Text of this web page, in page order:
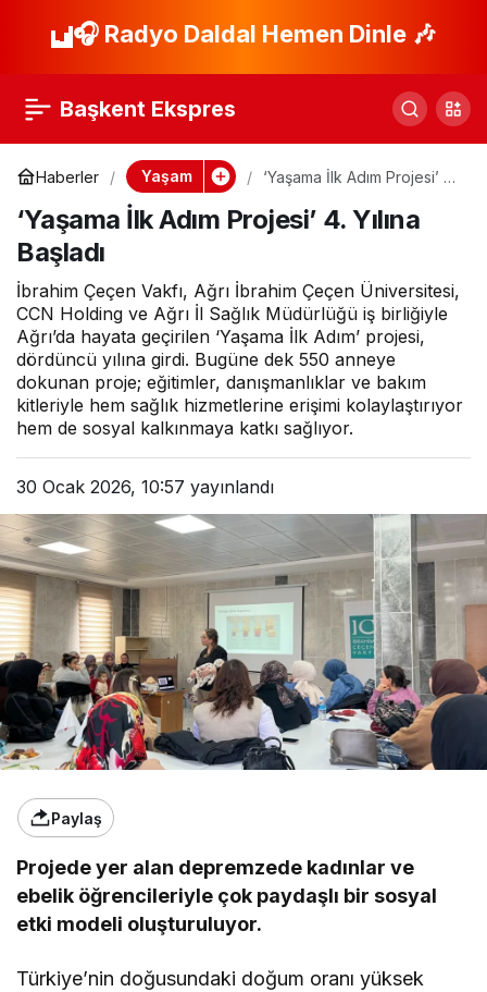
🎧 Radyo Daldal Hemen Dinle 🎶
Başkent Ekspres
Haberler Yaşam
‘Yaşama İlk Adım Projesi’ 4.
‘Yaşama İlk Adım Projesi’ 4. Yılına
Başladı
İbrahim Çeçen Vakfı, Ağrı İbrahim Çeçen Üniversitesi,
CCN Holding ve Ağrı İl Sağlık Müdürlüğü iş birliğiyle
Ağrı’da hayata geçirilen ‘Yaşama İlk Adım’ projesi,
dördüncü yılına girdi. Bugüne dek 550 anneye
dokunan proje; eğitimler, danışmanlıklar ve bakım
kitleriyle hem sağlık hizmetlerine erişimi kolaylaştırıyor
hem de sosyal kalkınmaya katkı sağlıyor.
30 Ocak 2026, 10:57 yayınlandı
Paylaş
Projede yer alan depremzede kadınlar ve
ebelik öğrencileriyle çok paydaşlı bir sosyal
etki modeli oluşturuluyor.
Türkiye’nin doğusundaki doğum oranı yüksek
İzmir ve Manisa
köprüsü güçleniyor
Paylaş